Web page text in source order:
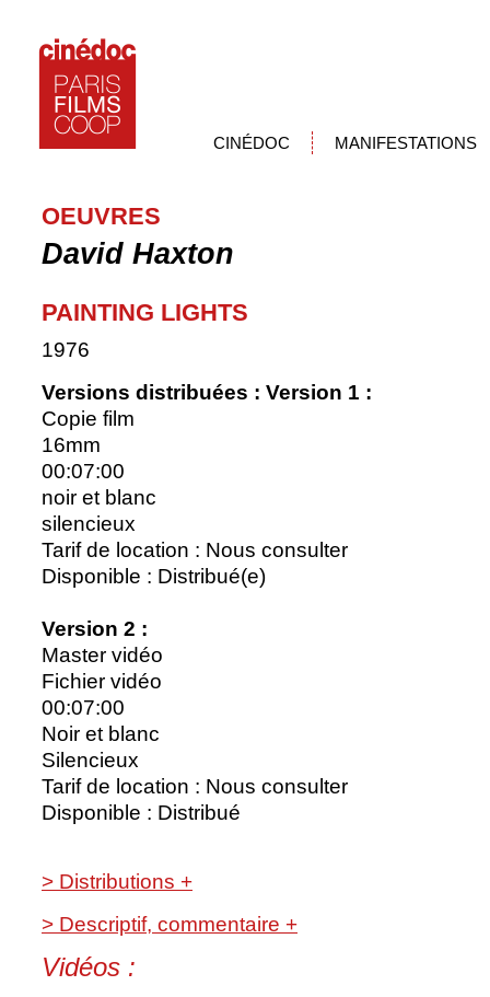
CINÉDOC MANIFESTATIONS
OEUVRES
David Haxton
PAINTING LIGHTS
1976
Versions distribuées : Version 1 :
Copie film
16mm
00:07:00
noir et blanc
silencieux
Tarif de location : Nous consulter
Disponible : Distribué(e)
Version 2 :
Master vidéo
Fichier vidéo
00:07:00
Noir et blanc
Silencieux
Tarif de location : Nous consulter
Disponible : Distribué
> Distributions +
> Descriptif, commentaire +
Vidéos :